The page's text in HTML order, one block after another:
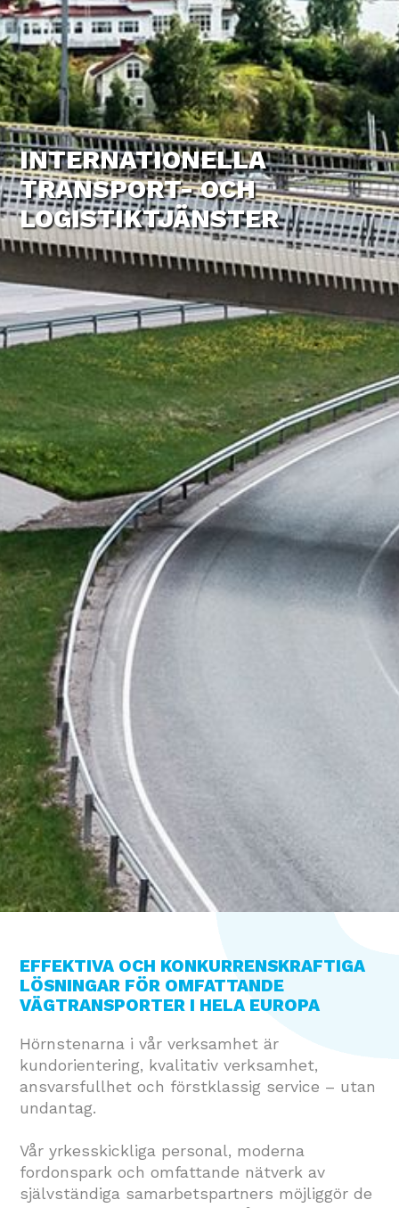
INTERNATIONELLA
TRANSPORT-OCH
LOGISTIKTJÄNSTER
EFFEKTIVA OCH KONKURRENSKRAFTIGA
LÖSNINGAR FÖR OMFATTANDE
VÄGTRANSPORTER I HELA EUROPA
Hörnstenarna i vår verksamhet är
kundorientering, kvalitativ verksamhet,
ansvarsfullhet och förstklassig service – utan
undantag.
Vår yrkesskickliga personal, moderna
fordonspark och omfattande nätverk av
självständiga samarbetspartners möjliggör de